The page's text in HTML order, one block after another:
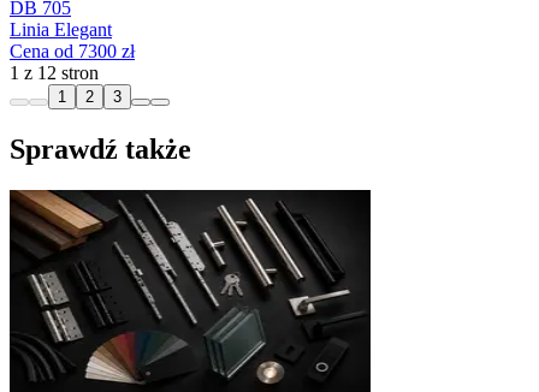
DB 705
Linia Elegant
Cena od 7300 zł
1 z 12 stron
1 2 3
Sprawdź także